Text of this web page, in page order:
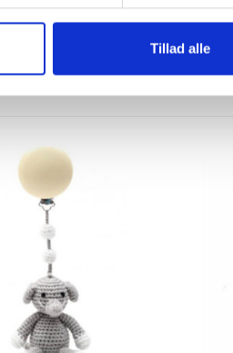
Tillad alle
GLS pakkeshop for